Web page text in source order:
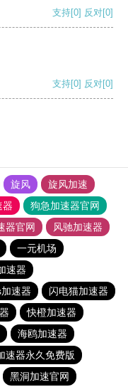
支持[0] 反对[0]
支持[0] 反对[0]
旋风
旋风加速
器
狗急加速器官网
器官网
风驰加速器
一元机场
速器
速器
闪电猫加速器
快橙加速器
海鸥加速器
速器永久免费版
黑洞加速官网